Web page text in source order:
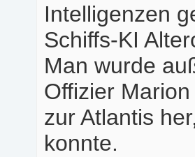
Intelligenzen
Schiffs-KI
Man wurde
Offizier
zur Atlantis
konnte.